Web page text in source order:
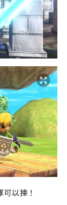
以揀！